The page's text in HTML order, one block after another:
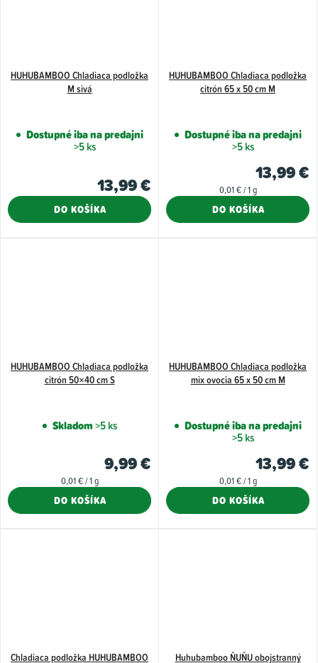
HUHUBAMBOO Chladiaca podložka
M sivá
Dostupné iba na predajni
>5 ks
13,99 €
DO KOŠÍKA
HUHUBAMBOO Chladiaca podložka
citrón 65 x 50 cm M
Dostupné iba na predajni
>5 ks
13,99 €
Jednotková
0,01 € / 1 g
DO KOŠÍKA
HUHUBAMBOO Chladiaca podložka
citrón 50×40 cm S
Skladom>5 ks
9,99 €
Jednotková
0,01 € / 1 g
DO KOŠÍKA
HUHUBAMBOO Chladiaca podložka
mix ovocia 65 x 50 cm M
Dostupné iba na predajni
>5 ks
13,99 €
Jednotková
0,01 € / 1 g
DO KOŠÍKA
Chladiaca podložka HUHUBAMBOO Huhubamboo ŇUŇU obojstranný